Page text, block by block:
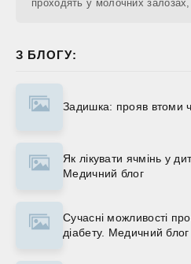
проходять у молочних
З БЛОГУ:
Задишка: прояв втоми
Як лікувати ячмінь у
Медичний блог
Сучасні можливості
діабету. Медичний блог